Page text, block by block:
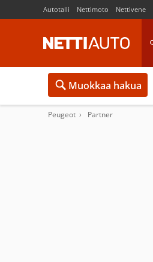
Autotalli Nettimoto Nettivene
Muokkaa hakua
Peugeot Partner